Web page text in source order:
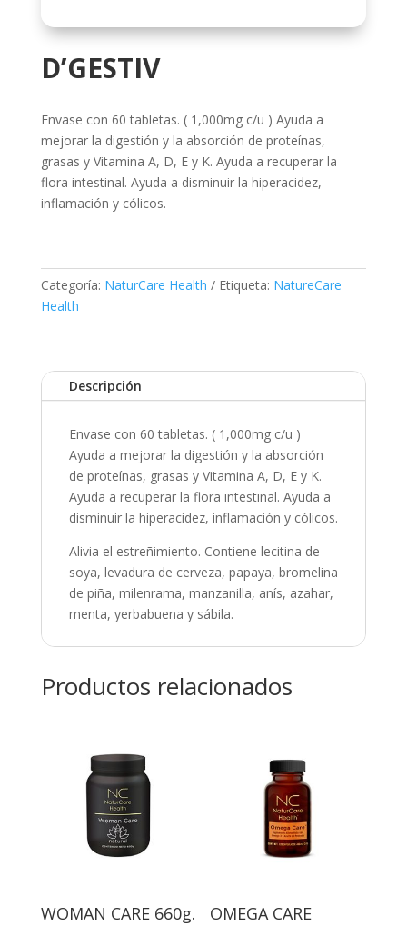
D’GESTIV
Envase con 60 tabletas. ( 1,000mg c/u ) Ayuda a
mejorar la digestión y la absorción de proteínas,
grasas y Vitamina A, D, E y K. Ayuda a recuperar la
flora intestinal. Ayuda a disminuir la hiperacidez,
inflamación y cólicos.
Categoría: NaturCare Health Etiqueta: NatureCare
Health
Descripción
Envase con 60 tabletas. ( 1,000mg c/u )
Ayuda a mejorar la digestión y la absorción
de proteínas, grasas y Vitamina A, D, E y K.
Ayuda a recuperar la flora intestinal. Ayuda a
disminuir la hiperacidez, inflamación y cólicos.
Alivia el estreñimiento. Contiene lecitina de
soya, levadura de cerveza, papaya, bromelina
de piña, milenrama, manzanilla, anís, azahar,
menta, yerbabuena y sábila.
Productos relacionados
WOMAN CARE 660g. OMEGA CARE